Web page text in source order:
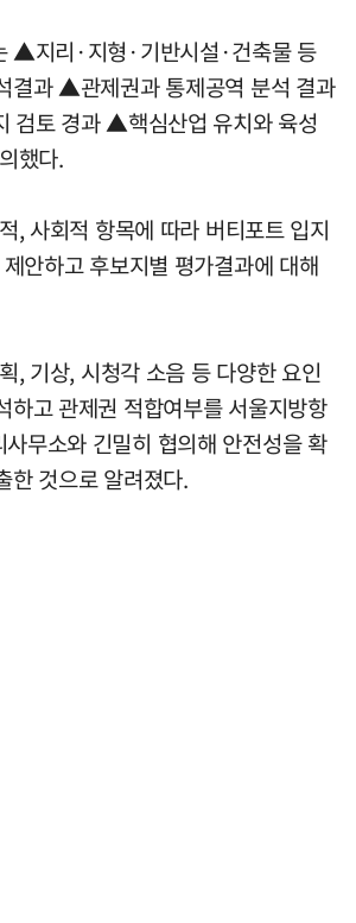
▲지리·지형·기반시설·건축물 등
결과 ▲관제권과 통제공역 분석 결과
검토 경과 ▲핵심산업 유치와 육성
했다.
, 사회적 항목에 따라 버티포트 입지
안하고 후보지별 평가결과에 대해
, 기상, 시청각 소음 등 다양한 요인
하고 관제권 적합여부를 서울지방항
무소와 긴밀히 협의해 안전성을 확
한 것으로 알려졌다.